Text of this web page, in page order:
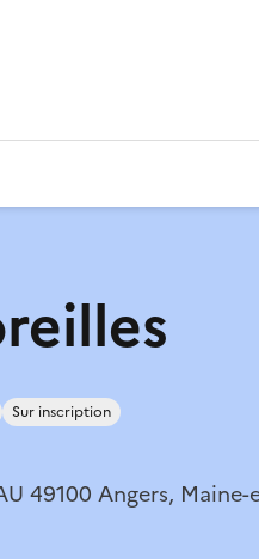
Sur inscription
49100 Angers, Maine-